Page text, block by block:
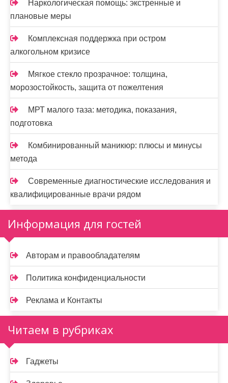
Наркологическая помощь: экстренные и
плановые меры
Комплексная поддержка при остром
алкогольном кризисе
Мягкое стекло прозрачное: толщина,
морозостойкость, защита от пожелтения
МРТ малого таза: методика, показания,
подготовка
Комбинированный маникюр: плюсы и минусы
метода
Современные диагностические исследования и
квалифицированные врачи рядом
Информация для гостей
Авторам и правообладателям
Политика конфиденциальности
Реклама и Контакты
Читаем в рубриках
Гаджеты